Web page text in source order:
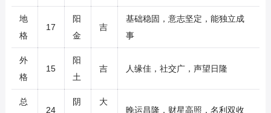
地
格
17
阳
金
吉
基础稳固，意志坚定，能独立成
事
外
格
15
阳
土
吉 人缘佳，社交广，声望日隆
总
24
阴
大
晚运昌隆，财星高照，名利双收